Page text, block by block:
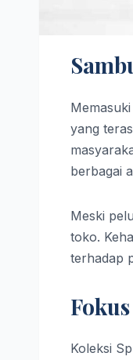
yang
berbagai
Meski
toko.
terhadap
Koleksi